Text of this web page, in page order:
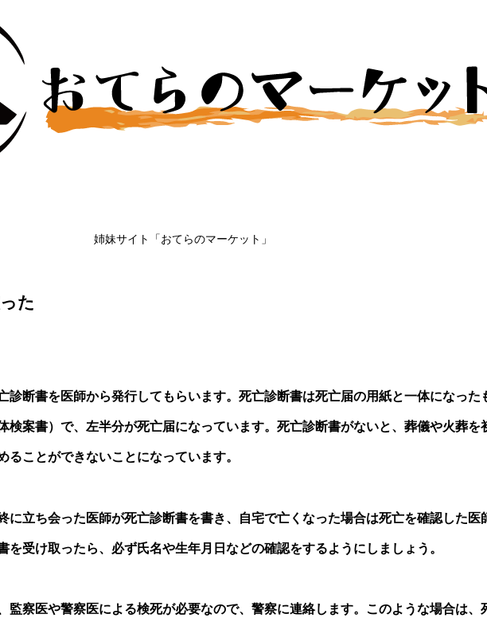
姉妹サイト「おてらのマーケット」
た
診断書を医師から発行してもらいます。死亡診断書は死亡届の用紙と一体になった
検案書）で、左半分が死亡届になっています。死亡診断書がないと、葬儀や火葬を
ることができないことになっています。
立ち会った医師が死亡診断書を書き、自宅で亡くなった場合は死亡を確認した医
を受け取ったら、必ず氏名や生年月日などの確認をするようにしましょう。
察医や警察医による検死が必要なので、警察に連絡します。このような場合は、